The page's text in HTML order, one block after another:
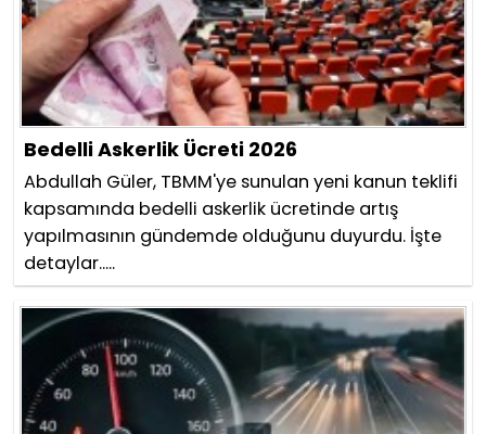
Bedelli Askerlik Ücreti 2026
Abdullah Güler, TBMM'ye sunulan yeni kanun teklifi
kapsamında bedelli askerlik ücretinde artış
yapılmasının gündemde olduğunu duyurdu. İşte
detaylar.....